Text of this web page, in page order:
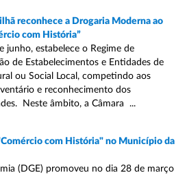
reconhece a Drogaria Moderna ao
com História”
junho, estabelece o Regime de
de Estabelecimentos e Entidades de
ou Social Local, competindo aos
e reconhecimento dos
Neste âmbito, a Câmara ...
com História" no Município da
(DGE) promoveu no dia 28 de março